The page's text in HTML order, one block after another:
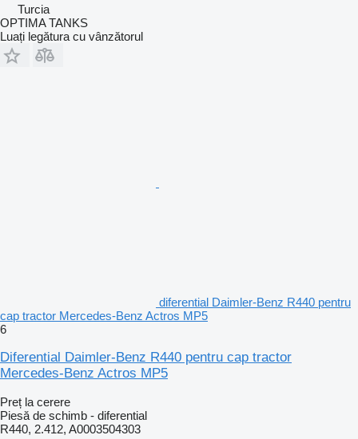
Turcia
OPTIMA TANKS
Luați legătura cu vânzătorul
diferential Daimler-Benz R440 pentru
cap tractor Mercedes-Benz Actros MP5
6
Diferential Daimler-Benz R440 pentru cap tractor
Mercedes-Benz Actros MP5
Preț la cerere
Piesă de schimb - diferential
R440, 2.412, A0003504303